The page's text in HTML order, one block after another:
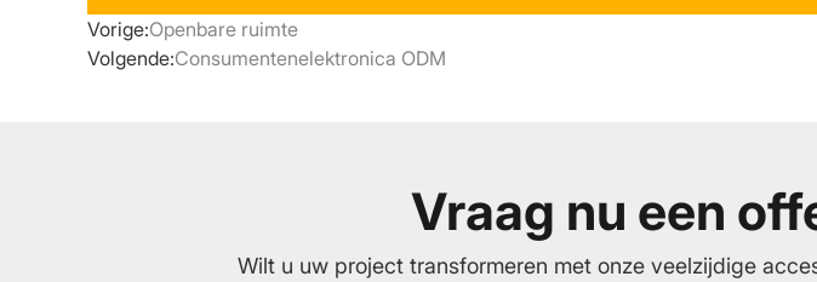
Vorige:Openbare ruimte
Volgende:Consumentenelektronica ODM
Vraag nu een
Wilt u uw project transformeren met onze veelzijdige